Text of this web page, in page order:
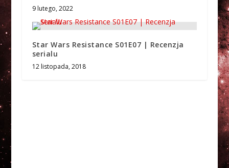
9 lutego, 2022
Star Wars Resistance S01E07 | Recenzja
serialu
12 listopada, 2018